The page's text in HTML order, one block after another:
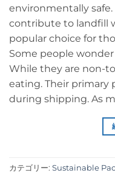
environmentally
contribute to landfill
popular choice for
Some people
While they are non-
eating. Their primary
during shipping. As
カテゴリー: Sustainable